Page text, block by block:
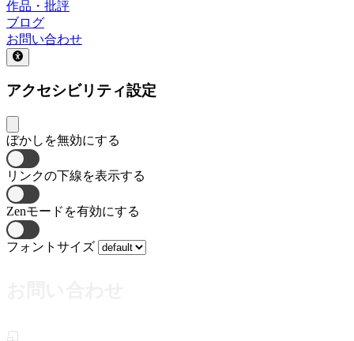
作品・批評
ブログ
お問い合わせ
アクセシビリティ設定
ぼかしを無効にする
リンクの下線を表示する
Zenモードを有効にする
フォントサイズ